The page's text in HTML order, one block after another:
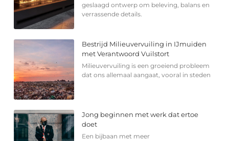
geslaagd ontwerp om beleving, balans en
verrassende details.
Bestrijd Milieuvervuiling in IJmuiden
met Verantwoord Vuilstort
Milieuvervuiling is een groeiend probleem
dat ons allemaal aangaat, vooral in steden
Jong beginnen met werk dat ertoe
doet
Een bijbaan met meer